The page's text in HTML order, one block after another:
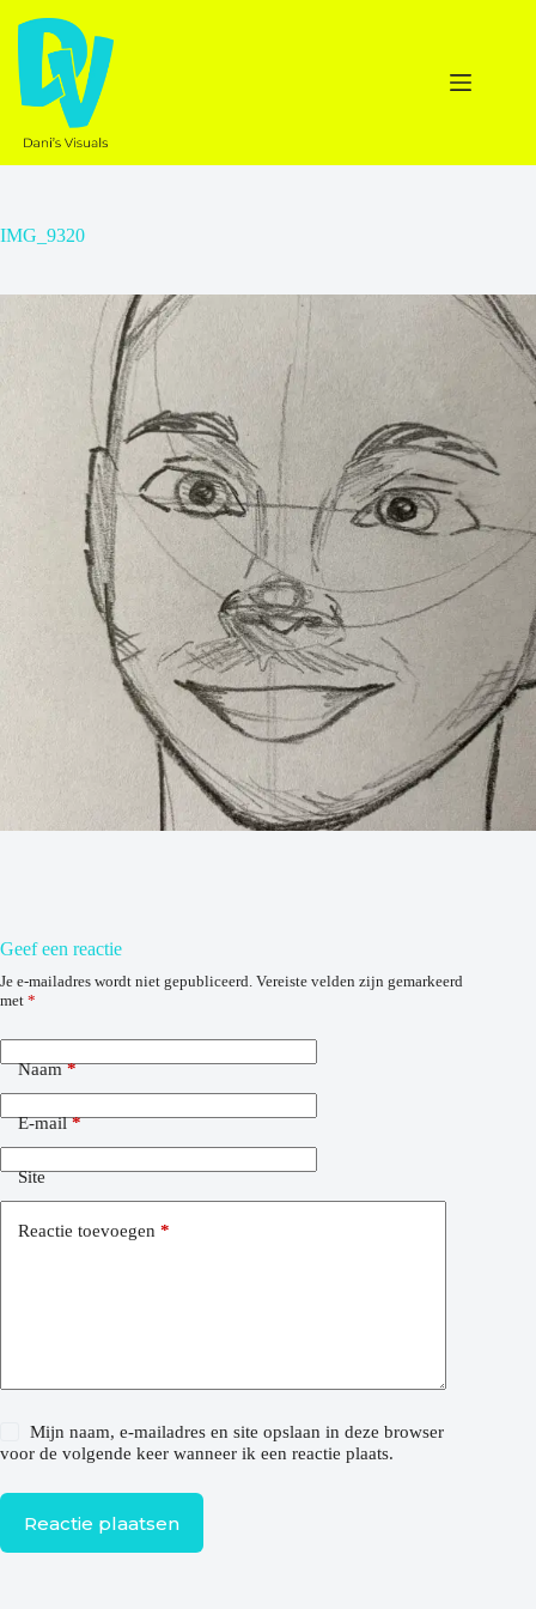
naar
inhoud
IMG_9320
Geef een reactie
Je e-mailadres wordt niet gepubliceerd. Vereiste velden zijn gemarkeerd
met *
Naam*
E-mail*
Site
Reactie toevoegen *
Mijn naam, e-mailadres en site opslaan in deze browser
voor de volgende keer wanneer ik een reactie plaats.
Reactie plaatsen